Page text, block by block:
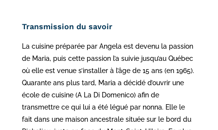
Transmission du savoir
La cuisine préparée par Angela est devenu la passion
de Maria, puis cette passion l’a suivie jusqu’au Québec
où elle est venue s’installer à l’âge de 15 ans (en 1965).
Quarante ans plus tard, Maria a décidé d’ouvrir une
école de cuisine (A La Di Domenico) afin de
transmettre ce qui lui a été légué par nonna. Elle le
fait dans une maison ancestrale située sur le bord du